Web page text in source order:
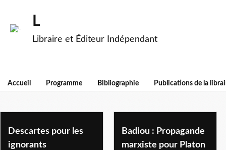
L
Libraire et Éditeur Indépendant
Accueil Programme Bibliographie Publications de la
philosophie
Descartes pour les
ignorants
Badiou : Propagande
marxiste pour Platon